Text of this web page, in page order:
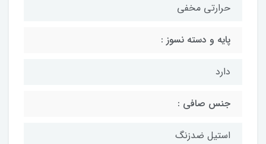
حرارتی مخفی
پایه و دسته نسوز :
دارد
جنس صافی :
استیل ضدزنگ